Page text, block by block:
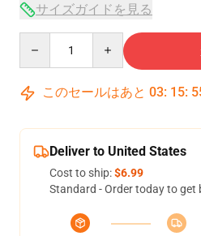
サイズガイドを見る
このセールはあと 03: 15:
Deliver to United States
Cost to ship:$6.99
Standard - Order today to get